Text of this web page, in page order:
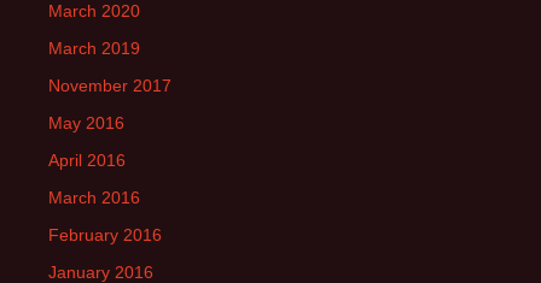
March 2020
March 2019
November 2017
May 2016
April 2016
March 2016
February 2016
January 2016